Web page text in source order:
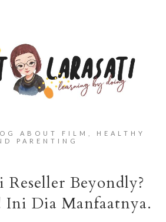
ABOUT FILM, HEALTHY
PARENTING
Reseller Beyondly?
Dia Manfaatnya.